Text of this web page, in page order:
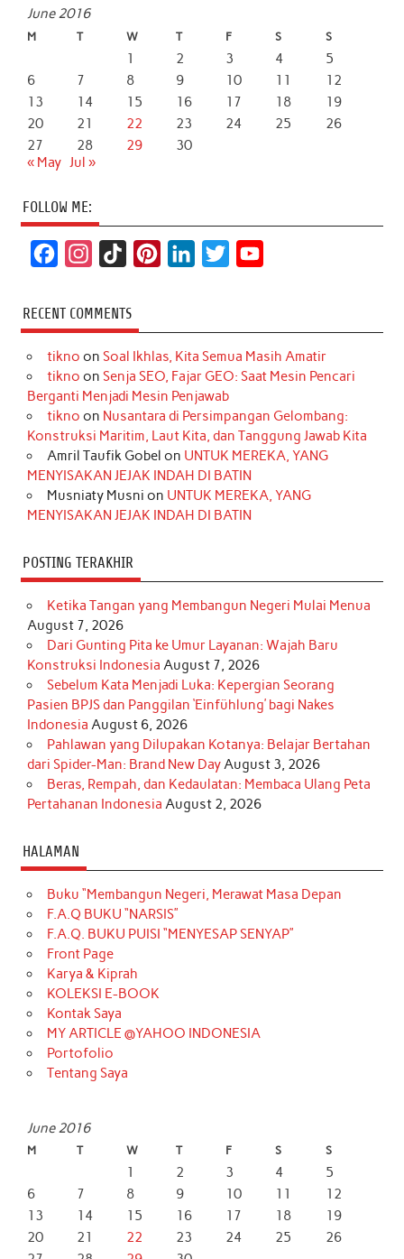
June 2016
M T W T F S S
1 2 3 4
5
6
7 8 9 10 11
12
13
14 15 16 17 18
19
20
21 22 23 24 25
26
27
28 29
30
« May Jul »
FOLLOW ME:
c
e
b
o
k
s
t
a
r
a
m
k
T
o
k
t
e
r
e
s
t
k
e
d
I
n
t
t
r
T
u
e
RECENT COMMENTS
tikno on Soal Ikhlas, Kita Semua Masih Amatir
tikno on Senja SEO, Fajar GEO: Saat Mesin Pencari
Berganti Menjadi Mesin Penjawab
tikno on Nusantara di Persimpangan Gelombang:
Konstruksi Maritim, Laut Kita, dan Tanggung Jawab Kita
Amril Taufik Gobel on UNTUK MEREKA, YANG
MENYISAKAN JEJAK INDAH DI BATIN
Musniaty Musni on UNTUK MEREKA, YANG
MENYISAKAN JEJAK INDAH DI BATIN
POSTING TERAKHIR
Ketika Tangan yang Membangun Negeri Mulai Menua
August 7, 2026
Dari Gunting Pita ke Umur Layanan: Wajah Baru
Konstruksi Indonesia August 7, 2026
Sebelum Kata Menjadi Luka: Kepergian Seorang
Pasien BPJS dan Panggilan ‘Einfühlung’ bagi Nakes
Indonesia August 6, 2026
Pahlawan yang Dilupakan Kotanya: Belajar Bertahan
dari Spider-Man: Brand New DayAugust 3, 2026
Beras, Rempah, dan Kedaulatan: Membaca Ulang Peta
Pertahanan Indonesia August 2, 2026
HALAMAN
Buku “Membangun Negeri, Merawat Masa Depan
F.A.Q BUKU “NARSIS”
F.A.Q. BUKU PUISI “MENYESAP SENYAP”
Front Page
Karya & Kiprah
KOLEKSI E-BOOK
Kontak Saya
MY ARTICLE @YAHOO INDONESIA
Portofolio
Tentang Saya
June 2016
M T W T F S S
1 2 3 4
5
6
7 8 9 10 11
12
13
14 15 16 17 18
19
20
21 22 23 24 25
26